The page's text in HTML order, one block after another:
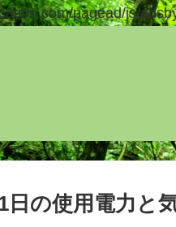
pagead/js/
日の使用電力と